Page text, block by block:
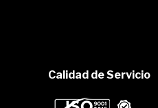
Calidad de Servicio